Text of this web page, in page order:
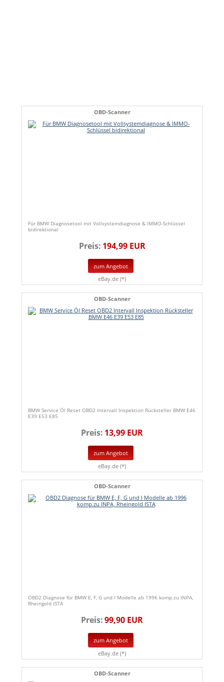
OBD-Scanner
Für BMW Diagnosetool mit Vollsystemdiagnose & IMMO-Schlüssel
bidirektional
Preis: 194,99 EUR
zum Angebot
eBay.de (*)
OBD-Scanner
BMW Service Öl Reset OBD2 Intervall Inspektion Rücksteller BMW E46
E39 E53 E85
Preis: 13,99 EUR
zum Angebot
eBay.de (*)
OBD-Scanner
OBD2 Diagnose für BMW E, F, G und I Modelle ab 1996 komp.zu INPA,
Rheingold ISTA
Preis:99,90 EUR
zum Angebot
eBay.de (*)
OBD-Scanner